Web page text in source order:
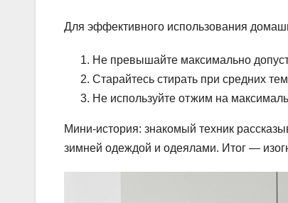
Для эффективного использования
Не превышайте максимально
Старайтесь стирать при средних
Не используйте отжим на
Мини-история: знакомый техник
зимней одеждой и одеялами. Итог —